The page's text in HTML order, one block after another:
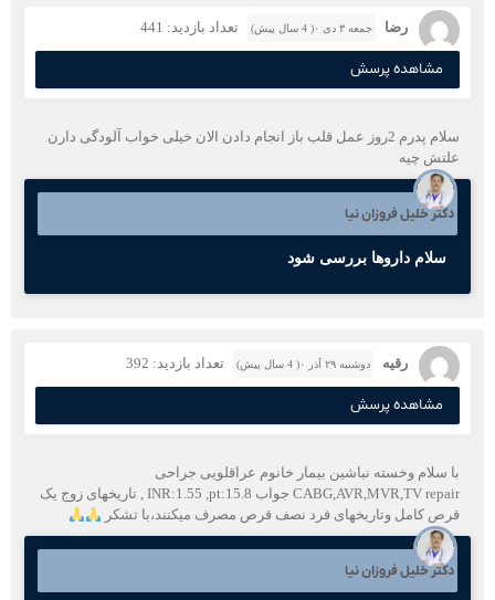
رضا جمعه ۳ دی ۰( 4 سال پیش) تعداد بازدید: 441
مشاهده پرسش
سلام پدرم 2روز عمل قلب باز انجام دادن الان خیلی خواب آلودگی دارن
علتش چیه
دکتر خلیل فروزان نیا
سلام داروها بررسی شود
رقیه دوشنبه ۲۹ آذر ۰( 4 سال پیش) تعداد بازدید: 392
مشاهده پرسش
با سلام وخسته نباشین بیمار خانوم عراقلویی جراحی
CABG,AVR,MVR,TV repair جواب INR:1.55 ,pt:15.8 , تاریخهای زوج یک
قرص کامل وتاریخهای فرد نصف قرص مصرف میکنند،با تشکر
دکتر خلیل فروزان نیا